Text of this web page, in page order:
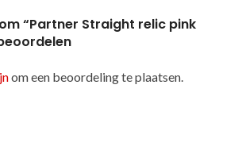
“Partner Straight relic pink
om een beoordeling te plaatsen.